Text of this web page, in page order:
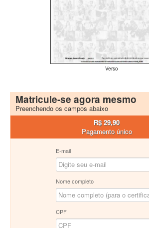
Verso
Matricule-se agora mesmo
Preenchendo os campos abaixo
R$ 29,90
Pagamento único
E-mail
Nome completo
CPF